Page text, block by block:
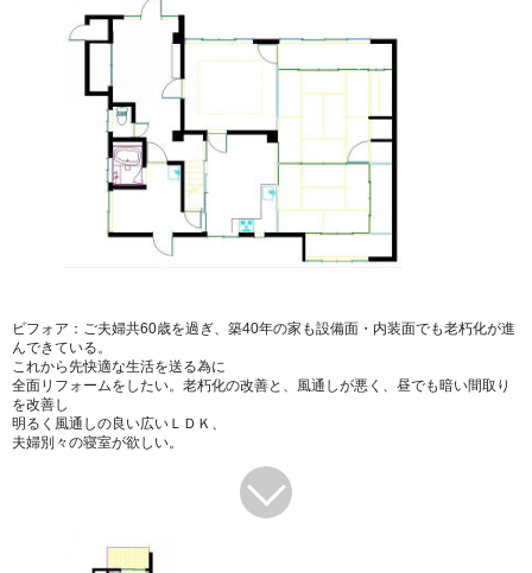
ビフォア：ご夫婦共60歳を過ぎ、築40年の家も設備面・内装面でも老朽化が進
んできている。
これから先快適な生活を送る為に
全面リフォームをしたい。老朽化の改善と、風通しが悪く、昼でも暗い間取り
を改善し
明るく風通しの良い広いＬＤＫ、
夫婦別々の寝室が欲しい。